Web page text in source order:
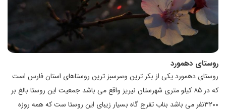
روستای دهمورد
روستای دهمورد یکی از بکر ترین وسرسبز ترین روستاهای استان فارس است
که در ۸۵ کیلو متری شهرستان نیریز واقع می باشد جمعیت این روستا بالغ بر
۳۲۰۰نفر می باشد بناب تفرج گاه بسیار زیبای این روستا ست که همه روزه